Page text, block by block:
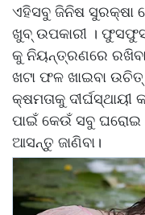
ଏହିସବୁ ଜିନିଷ ସୁରକ୍ଷା
ଖୁବ୍ ଉପକାରୀ ।
କୁ ନିୟନ୍ତ୍ରଣରେ
ଖଟା ଫଳ ଖାଇବା
କ୍ଷମତାକୁ
ପାଇଁ କେଉଁ ସବୁ ଘରୋଇ
ଆସନ୍ତୁ ଜାଣିବା।